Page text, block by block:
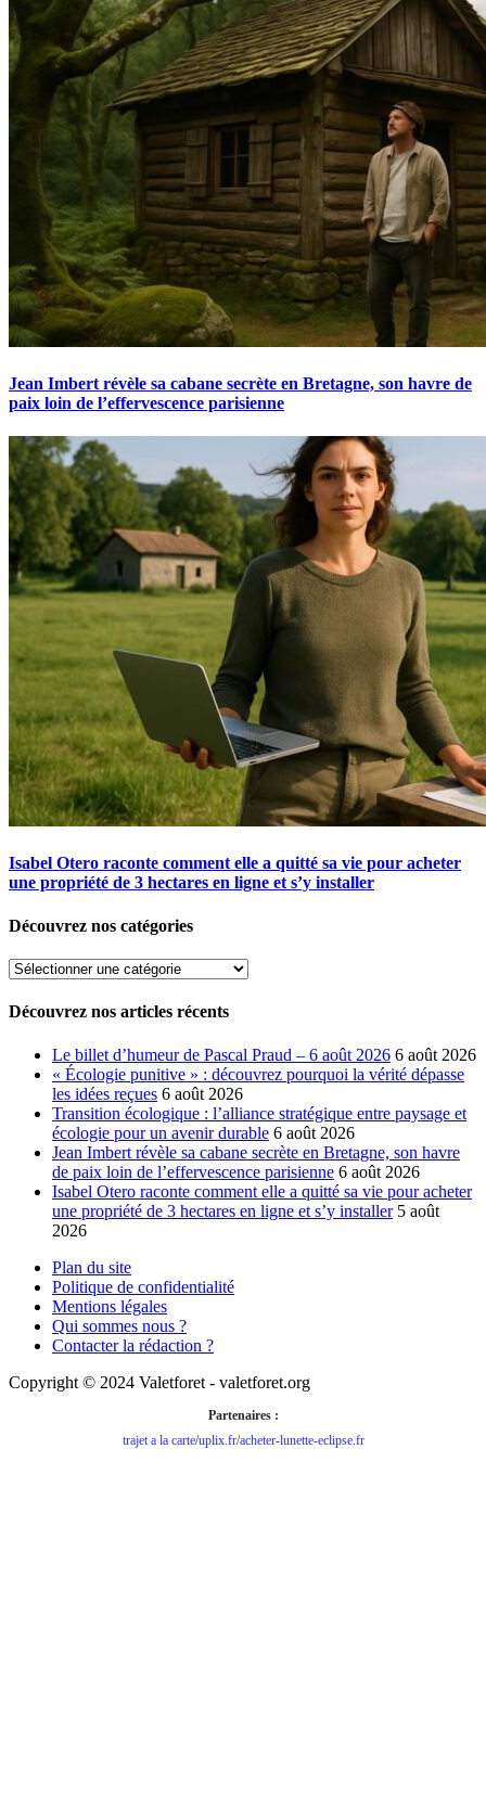
Jean Imbert révèle sa cabane secrète en Bretagne, son havre de
paix loin de l’effervescence parisienne
Isabel Otero raconte comment elle a quitté sa vie pour acheter
une propriété de 3 hectares en ligne et s’y installer
Découvrez nos catégories
Découvrez
catégories
Découvrez nos articles récents
Le billet d’humeur de Pascal Praud – 6 août 2026 6 août 2026
« Écologie punitive » : découvrez pourquoi la vérité dépasse
les idées reçues 6 août 2026
Transition écologique : l’alliance stratégique entre paysage et
écologie pour un avenir durable 6 août 2026
Jean Imbert révèle sa cabane secrète en Bretagne, son havre
de paix loin de l’effervescence parisienne 6 août 2026
Isabel Otero raconte comment elle a quitté sa vie pour acheter
une propriété de 3 hectares en ligne et s’y installer 5 août
2026
Plan du site
Politique de confidentialité
Mentions légales
Qui sommes nous ?
Contacter la rédaction ?
Copyright © 2024 Valetforet - valetforet.org
Partenaires :
trajet a la carte/uplix.fr/acheter-lunette-eclipse.fr